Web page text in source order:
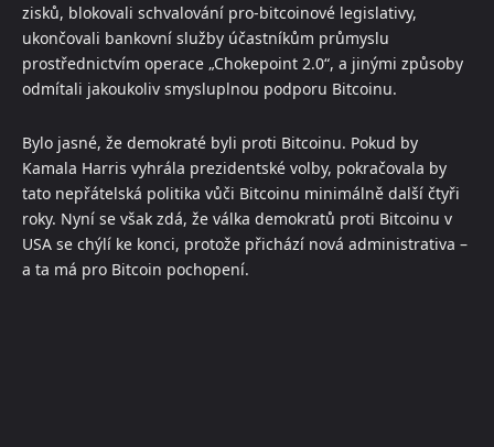
zisků, blokovali schvalování pro-bitcoinové legislativy,
ukončovali bankovní služby účastníkům průmyslu
prostřednictvím operace „Chokepoint 2.0“, a jinými způsoby
odmítali jakoukoliv smysluplnou podporu Bitcoinu.
Bylo jasné, že demokraté byli proti Bitcoinu. Pokud by
Kamala Harris vyhrála prezidentské volby, pokračovala by
tato nepřátelská politika vůči Bitcoinu minimálně další čtyři
roky. Nyní se však zdá, že válka demokratů proti Bitcoinu v
USA se chýlí ke konci, protože přichází nová administrativa –
a ta má pro Bitcoin pochopení.